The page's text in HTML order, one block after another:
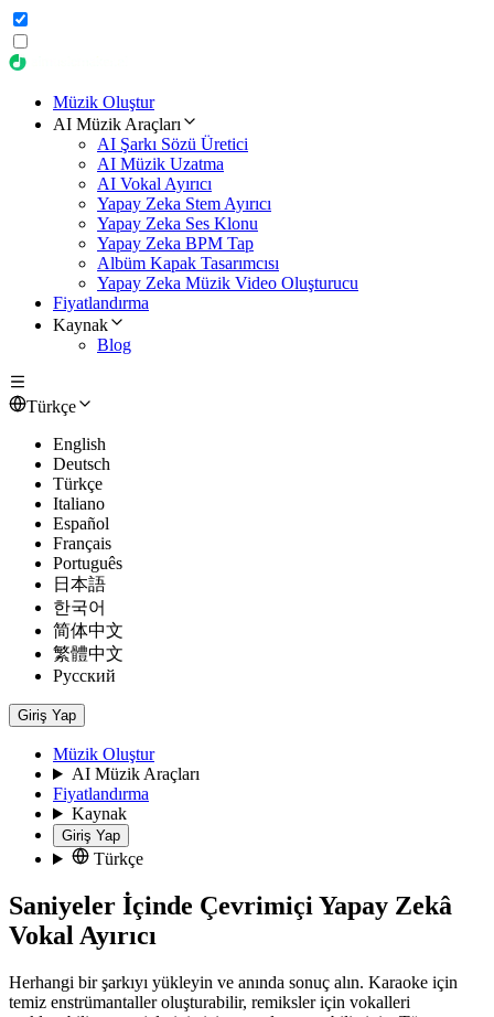
Müzik Oluştur
AI Müzik Araçları
AI Şarkı Sözü Üretici
AI Müzik Uzatma
AI Vokal Ayırıcı
Yapay Zeka Stem Ayırıcı
Yapay Zeka Ses Klonu
Yapay Zeka BPM Tap
Albüm Kapak Tasarımcısı
Yapay Zeka Müzik Video Oluşturucu
Fiyatlandırma
Kaynak
Blog
Türkçe
English
Deutsch
Türkçe
Italiano
Español
Français
Português
日本語
한국어
简体中文
繁體中文
Русский
Giriş Yap
Müzik Oluştur
AI Müzik Araçları
Fiyatlandırma
Kaynak
Giriş Yap
Türkçe
Saniyeler İçinde Çevrimiçi Yapay Zekâ
Vokal Ayırıcı
Herhangi bir şarkıyı yükleyin ve anında sonuç alın. Karaoke için
temiz enstrümantaller oluşturabilir, remiksler için vokalleri